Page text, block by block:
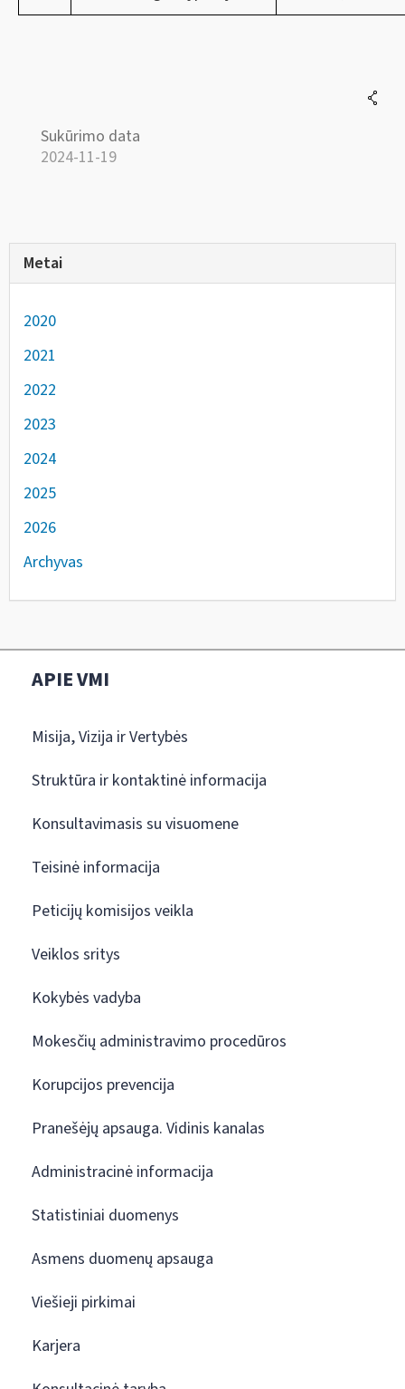
Sukūrimo data
2024-11-19
Metai
2020
2021
2022
2023
2024
2025
2026
Archyvas
APIE VMI
Misija, Vizija ir Vertybės
Struktūra ir kontaktinė informacija
Konsultavimasis su visuomene
Teisinė informacija
Peticijų komisijos veikla
Veiklos sritys
Kokybės vadyba
Mokesčių administravimo procedūros
Korupcijos prevencija
Pranešėjų apsauga. Vidinis kanalas
Administracinė informacija
Statistiniai duomenys
Asmens duomenų apsauga
Viešieji pirkimai
Karjera